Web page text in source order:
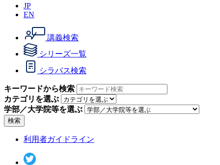
JP
EN
講義検索
シリーズ一覧
シラバス検索
キーワードから検索
カテゴリを選ぶ
学部／大学院等を選ぶ
検索
利用者ガイドライン